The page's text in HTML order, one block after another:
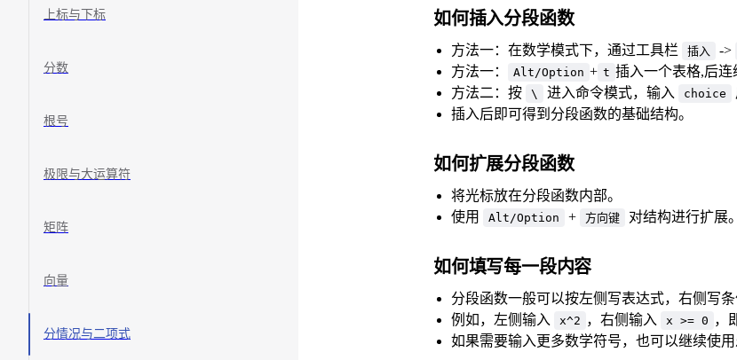
上标与下标
分数
根号
极限与大运算符
矩阵
向量
分情况与二项式
如何插入分段函数
方法一：在数学模式下，通过工具栏 插入 ->
方法一：
Alt/Option + t 插入一个表格,后连
方法二：按
\ 进入命令模式，输入 choice
插入后即可得到分段函数的基础结构。
如何扩展分段函数
将光标放在分段函数内部。
使用
Alt/Option + 方向键 对结构进行扩展。
如何填写每一段内容
分段函数一般可以按左侧写表达式，右侧写条
例如，左侧输入
x^2 ，右侧输入 x >= 0 ，
如果需要输入更多数学符号，也可以继续使用